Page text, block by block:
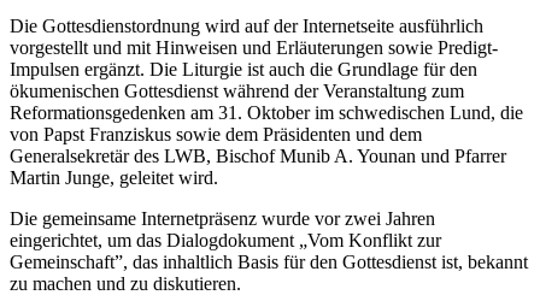
Die Gottesdienstordnung wird auf der Internetseite ausführlich
vorgestellt und mit Hinweisen und Erläuterungen sowie Predigt-
Impulsen ergänzt. Die Liturgie ist auch die Grundlage für den
ökumenischen Gottesdienst während der Veranstaltung zum
Reformationsgedenken am 31. Oktober im schwedischen Lund, die
von Papst Franziskus sowie dem Präsidenten und dem
Generalsekretär des LWB, Bischof Munib A. Younan und Pfarrer
Martin Junge, geleitet wird.
Die gemeinsame Internetpräsenz wurde vor zwei Jahren
eingerichtet, um das Dialogdokument „Vom Konflikt zur
Gemeinschaft”, das inhaltlich Basis für den Gottesdienst ist, bekannt
zu machen und zu diskutieren.